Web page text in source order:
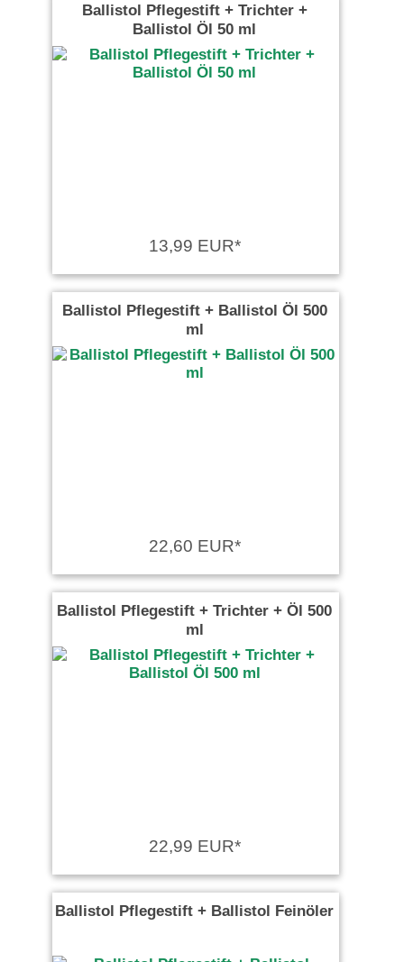
Ballistol Pflegestift + Trichter +
Ballistol Öl 50 ml
13,99 EUR*
Ballistol Pflegestift + Ballistol Öl 500
ml
22,60 EUR*
Ballistol Pflegestift + Trichter + Öl 500
ml
22,99 EUR*
Ballistol Pflegestift + Ballistol Feinöler